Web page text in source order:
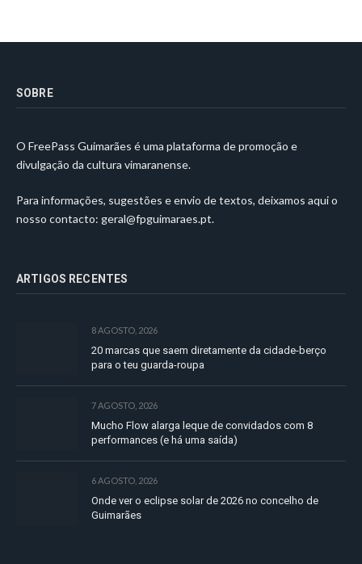
SOBRE
O FreePass Guimarães é uma plataforma de promoção e
divulgação da cultura vimaranense.
Para informações, sugestões e envio de textos, deixamos aqui o
nosso contacto: geral@fpguimaraes.pt.
ARTIGOS RECENTES
8 AGOSTO, 2026
20 marcas que saem diretamente da cidade-berço
para o teu guarda-roupa
7 AGOSTO, 2026
Mucho Flow alarga leque de convidados com 8
performances (e há uma saída)
6 AGOSTO, 2026
Onde ver o eclipse solar de 2026 no concelho de
Guimarães